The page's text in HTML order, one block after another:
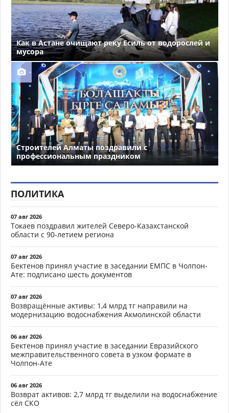
Как в Астане очищают реку Есиль от водорослей и
мусора
Строителей Алматы поздравили с
профессиональным праздником
ПОЛИТИКА
07 авг 2026
Токаев поздравил жителей Северо-Казахстанской
области с 90-летием региона
07 авг 2026
Бектенов принял участие в заседании ЕМПС в Чолпон-
Ате: подписано шесть документов
07 авг 2026
Возвращённые активы: 1,4 млрд тг направили на
модернизацию водоснабжения Акмолинской области
06 авг 2026
Бектенов принял участие в заседании Евразийского
межправительственного совета в узком формате в
Чолпон-Ате
06 авг 2026
Возврат активов: 2,7 млрд тг выделили на водоснабжение
сёл СКО